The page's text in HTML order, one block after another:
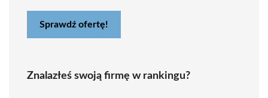
Sprawdź ofertę!
Znalazłeś swoją firmę w rankingu?